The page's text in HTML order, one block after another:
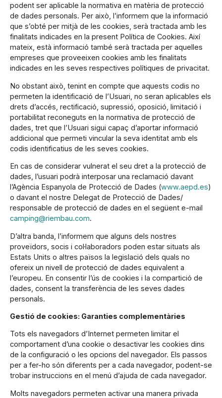
podent ser aplicable la normativa en matèria de protecció
de dades personals. Per això, l’informem que la informació
que s’obté per mitjà de les cookies, serà tractada amb les
finalitats indicades en la present Política de Cookies. Així
mateix, està informació també serà tractada per aquelles
empreses que proveeixen cookies amb les finalitats
indicades en les seves respectives polítiques de privacitat.
No obstant això, tenint en compte que aquests codis no
permeten la identificació de l’Usuari, no seran aplicables els
drets d’accés, rectificació, supressió, oposició, limitació i
portabilitat reconeguts en la normativa de protecció de
dades, tret que l’Usuari sigui capaç d’aportar informació
addicional que permeti vincular la seva identitat amb els
codis identificatius de les seves cookies.
En cas de considerar vulnerat el seu dret a la protecció de
dades, l’usuari podrà interposar una reclamació davant
l’Agència Espanyola de Protecció de Dades (www.aepd.es)
o davant el nostre Delegat de Protecció de Dades/
responsable de protecció de dades en el següent e-mail
camping@riembau.com.
D’altra banda, l’informem que alguns dels nostres
proveïdors, socis i col·laboradors poden estar situats als
Estats Units o altres països la legislació dels quals no
ofereix un nivell de protecció de dades equivalent a
l’europeu. En consentir l’ús de cookies i la compartició de
dades, consent la transferència de les seves dades
personals.
Gestió de cookies: Garanties complementàries
Tots els navegadors d’Internet permeten limitar el
comportament d’una cookie o desactivar les cookies dins
de la configuració o les opcions del navegador. Els passos
per a fer-ho són diferents per a cada navegador, podent-se
trobar instruccions en el menú d’ajuda de cada navegador.
Molts navegadors permeten activar una manera privada